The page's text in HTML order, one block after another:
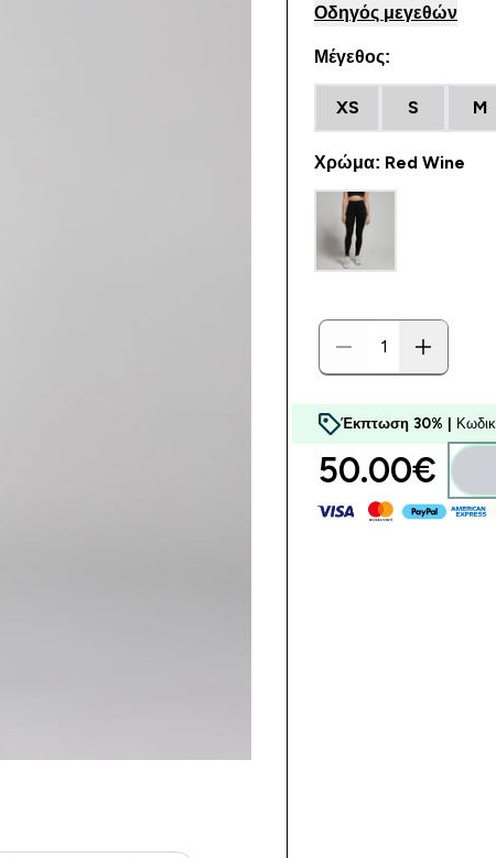
Οδηγός μεγεθών
Μέγεθος:
XS S M
Χρώμα: Red Wine
Έκπτωση 30% |
50.00€‎